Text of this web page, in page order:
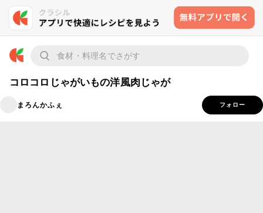
コロコロじゃがいもの洋風肉じゃが
まろんかふぇ フォロー